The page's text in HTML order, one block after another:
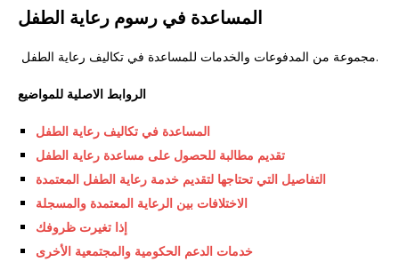
المساعدة في رسوم رعاية الطفل
مجموعة من المدفوعات والخدمات للمساعدة في تكاليف رعاية الطفل.
المساعدة في تكاليف رعاية الطفل
تقديم مطالبة للحصول على مساعدة رعاية الطفل
التفاصيل التي تحتاجها لتقديم خدمة رعاية الطفل المعتمدة
الاختلافات بين الرعاية المعتمدة والمسجلة
إذا تغيرت ظروفك
خدمات الدعم الحكومية والمجتمعية الأخرى